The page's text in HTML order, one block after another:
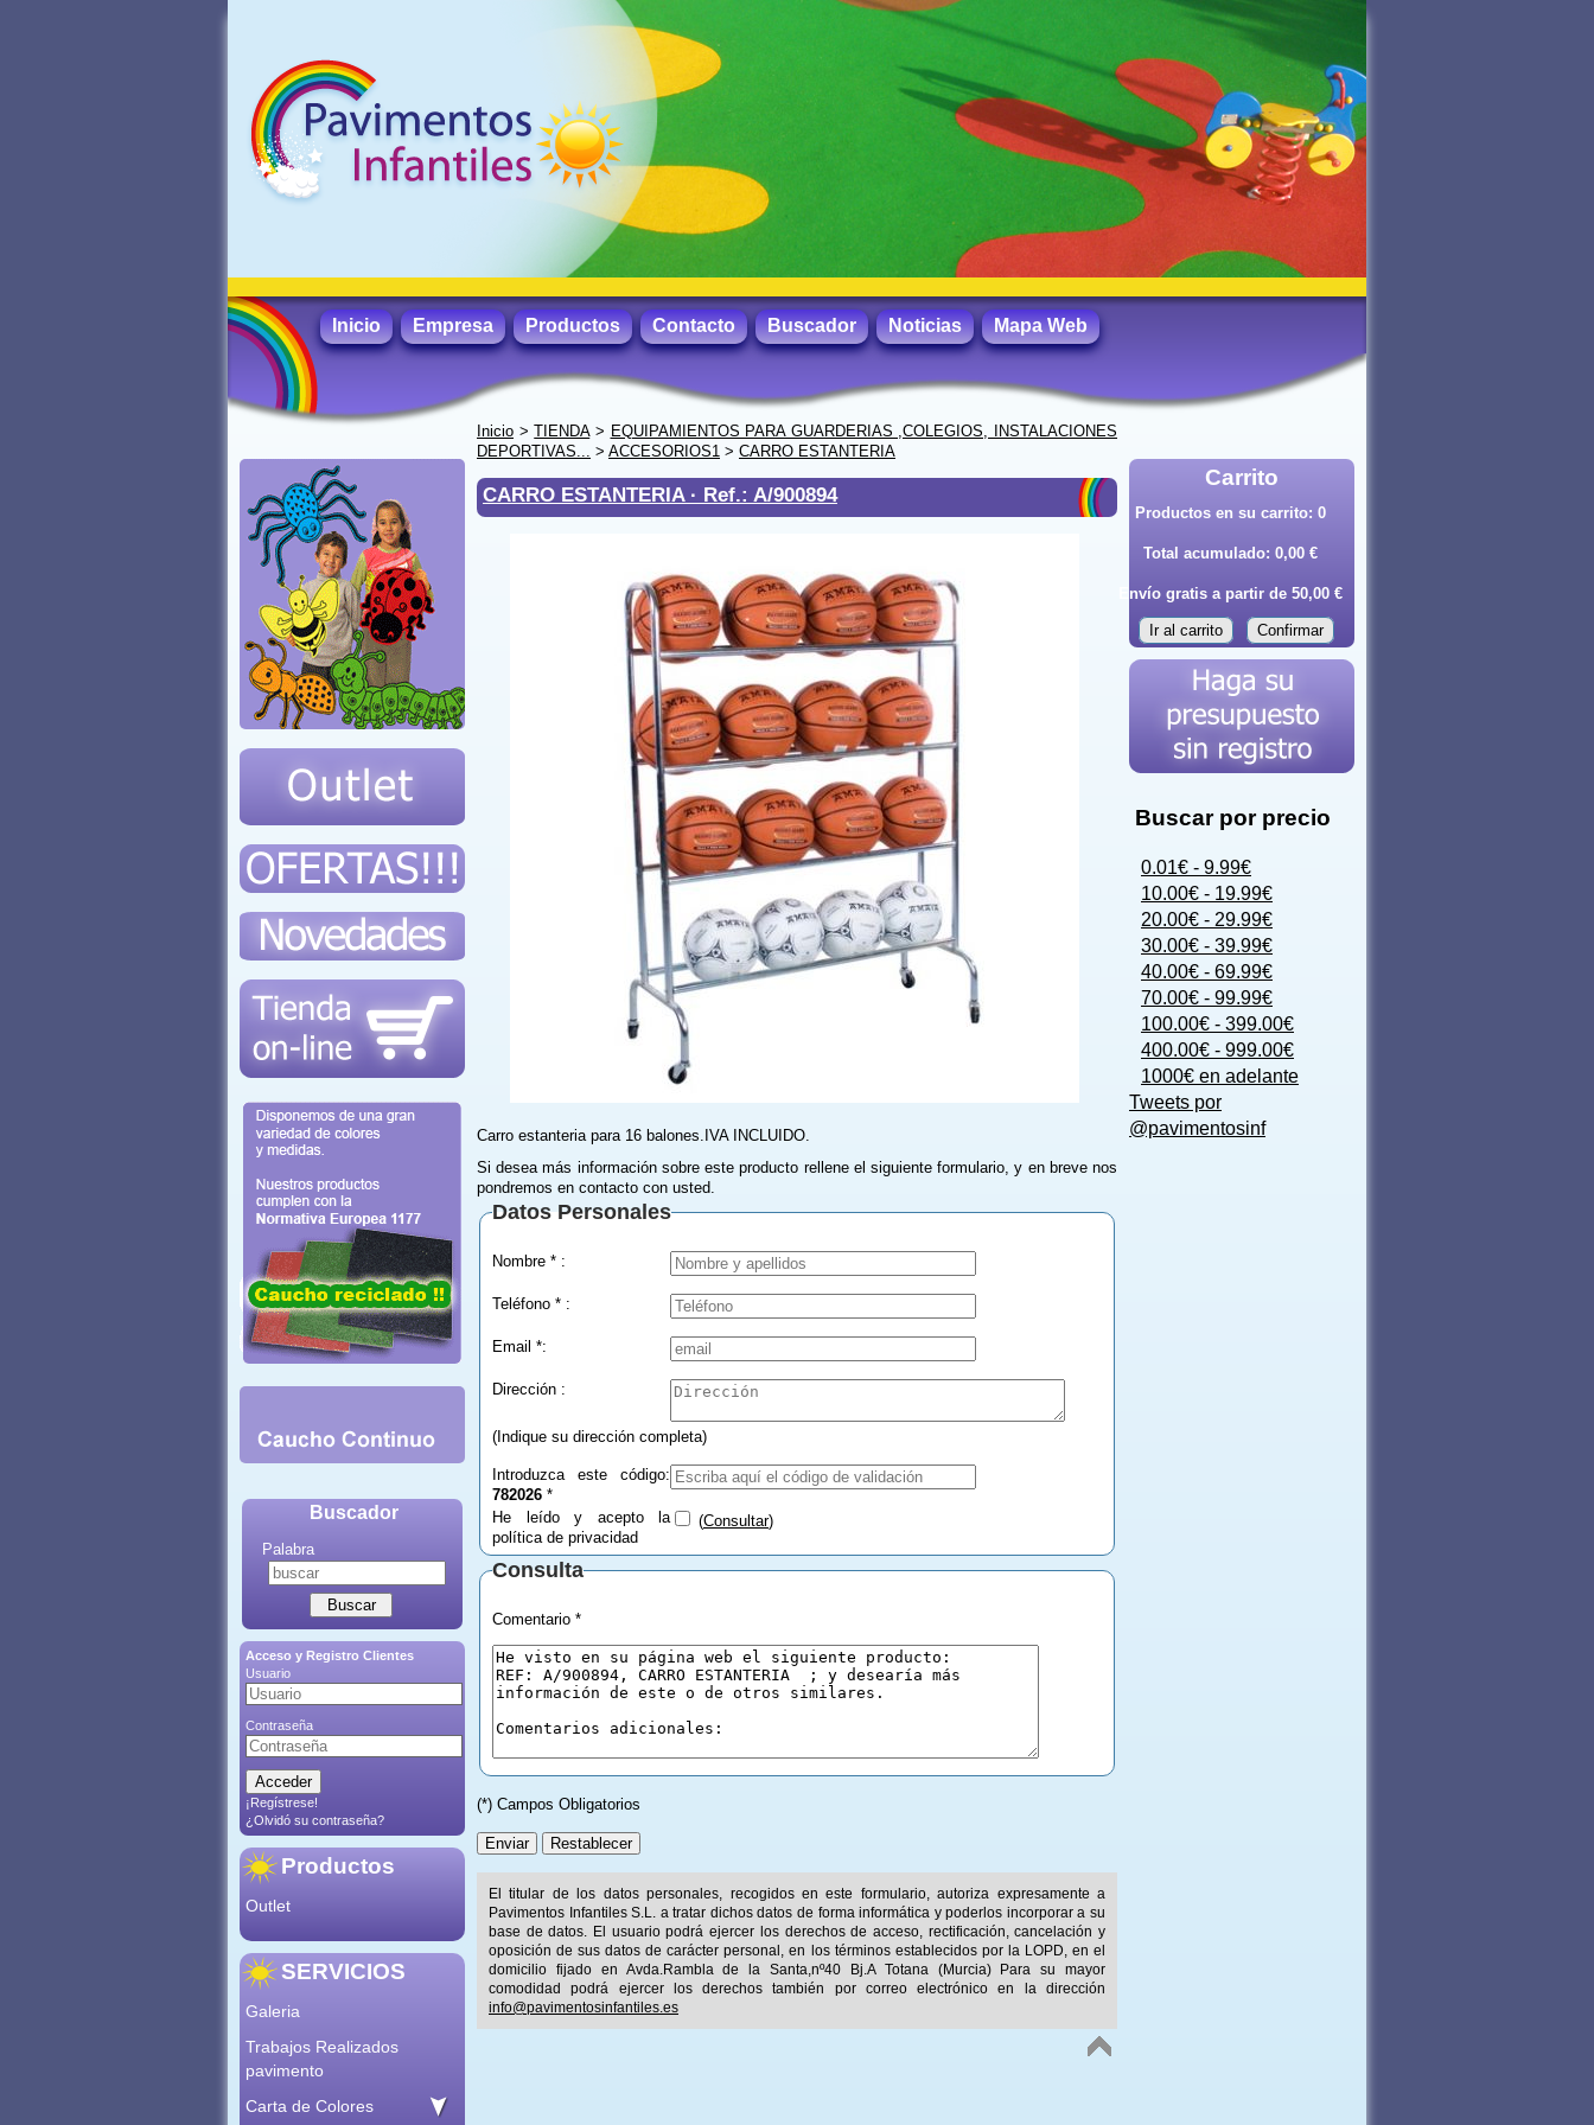
Inicio Empresa Productos Contacto Buscador Noticias Mapa Web
Buscador
Palabra
Acceso y Registro Clientes
Usuario
Contraseña
¡Regístrese!
¿Olvidó su contraseña?
Productos
Outlet
SERVICIOS
Galeria
Trabajos Realizados
pavimento
Carta de Colores
Inicio >TIENDA> EQUIPAMIENTOS PARA GUARDERIAS ,COLEGIOS, INSTALACIONES
DEPORTIVAS... > ACCESORIOS1 > CARRO ESTANTERIA
CARRO ESTANTERIA · Ref.: A/900894
Carro estanteria para 16 balones.IVA INCLUIDO.
Si desea más información sobre este producto rellene el siguiente formulario, y en breve nos
pondremos en contacto con usted.
Datos Personales
Nombre * :
Teléfono * :
Email *:
Dirección :
(Indique su dirección completa)
Introduzca este código:
782026 *
He leído y acepto la
política de privacidad
(Consultar)
Consulta
Comentario *
(*) Campos Obligatorios
El titular de los datos personales, recogidos en este formulario, autoriza expresamente a
Pavimentos Infantiles S.L. a tratar dichos datos de forma informática y poderlos incorporar a su
base de datos. El usuario podrá ejercer los derechos de acceso, rectificación, cancelación y
oposición de sus datos de carácter personal, en los términos establecidos por la LOPD, en el
domicilio fijado en Avda.Rambla de la Santa,nº40 Bj.A Totana (Murcia) Para su mayor
comodidad podrá ejercer los derechos también por correo electrónico en la dirección
info@pavimentosinfantiles.es
Carrito
Productos en su carrito: 0
Total acumulado: 0,00 €
Envío gratis a partir de 50,00 €
Ir al carrito Confirmar
Buscar por precio
0.01€ - 9.99€
10.00€ - 19.99€
20.00€ - 29.99€
30.00€ - 39.99€
40.00€ - 69.99€
70.00€ - 99.99€
100.00€ - 399.00€
400.00€ - 999.00€
1000€ en adelante
Tweets por
@pavimentosinf